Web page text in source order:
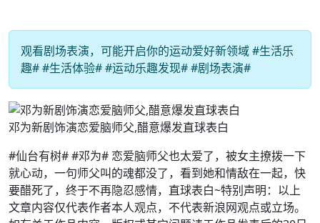
观看剧场表演，可能开启你的运动爱好新领域 #生活乐
趣# #生活体验# #运动乐趣发现# #剧场表演#
邓为新剧饰演恋爱脑师父,醋意爆发直球表白
#仙台有树# #邓为# 恋爱脑师父也太爱了，被女主撩拨一下
就心动，一句师父叫的魂都没了，看到她和情敌在一起，快
要醋死了，终于不再隐忍感情，直球表白~特别声明：以上
文章内容仅代表作者本人观点，不代表新浪网观点或立场。